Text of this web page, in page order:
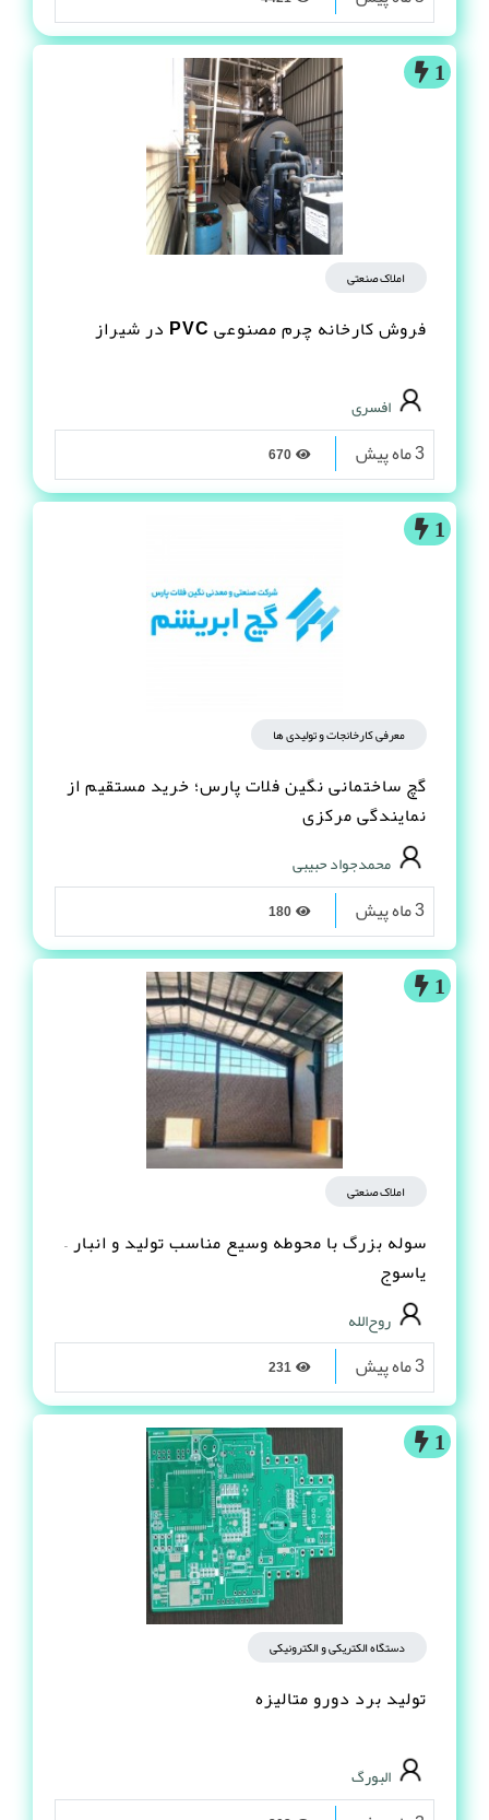
1
املاک صنعتی
فروش کارخانه چرم مصنوعى PVC در شیراز
افسری
3 ماه پیش
1
معرفی کارخانجات و تولیدی ها
گچ ساختمانی نگین فلات پارس؛ خرید مستقیم از
نمایندگی مرکزی
محمدجواد حبیبی
3 ماه پیش
1
املاک صنعتی
سوله بزرگ با محوطه وسیع مناسب تولید و انبار –
یاسوج
روح‌الله
3 ماه پیش
1
دستگاه الکتریکی و الکترونیکی
تولید برد دورو متالیزه
البورگ